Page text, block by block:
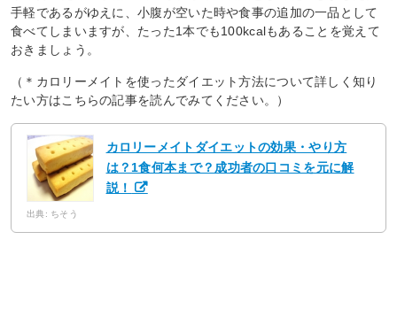
手軽であるがゆえに、小腹が空いた時や食事の追加の一品として
食べてしまいますが、たった1本でも100kcalもあることを覚えて
おきましょう。
（＊カロリーメイトを使ったダイエット方法について詳しく知り
たい方はこちらの記事を読んでみてください。）
カロリーメイトダイエットの効果・やり方
は？1食何本まで？成功者の口コミを元に解
説！
出典: ちそう